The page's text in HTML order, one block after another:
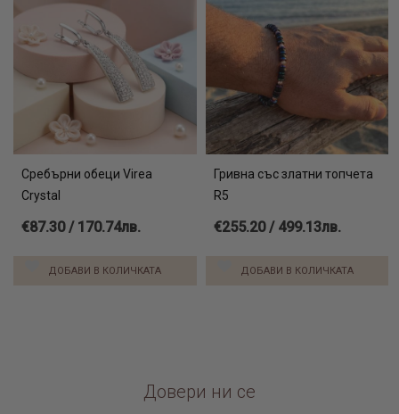
Сребърни обеци Virea
Crystal
€87.30 / 170.74лв.
ДОБАВИ В КОЛИЧКАТА
Гривна със златни топчета
R5
€255.20 / 499.13лв.
ДОБАВИ В КОЛИЧКАТА
Довери ни се